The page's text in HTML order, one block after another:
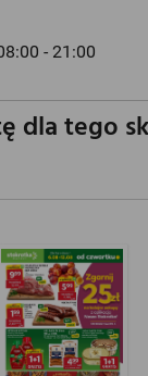
- 21:00
dla tego